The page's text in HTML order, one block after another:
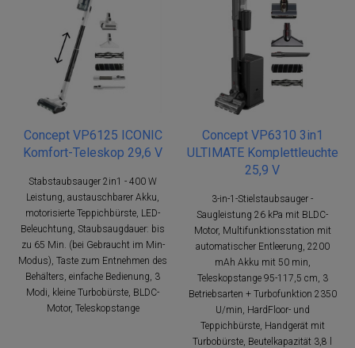
Concept VP6125 ICONIC
Komfort-Teleskop 29,6 V
Stabstaubsauger 2in1 - 400 W
Leistung, austauschbarer Akku,
motorisierte Teppichbürste, LED-
Beleuchtung, Staubsaugdauer: bis
zu 65 Min. (bei Gebraucht im Min-
Modus), Taste zum Entnehmen des
Behälters, einfache Bedienung, 3
Modi, kleine Turbobürste, BLDC-
Motor, Teleskopstange
Concept VP6310 3in1
ULTIMATE Komplettleuchte
25,9 V
3-in-1-Stielstaubsauger -
Saugleistung 26 kPa mit BLDC-
Motor, Multifunktionsstation mit
automatischer Entleerung, 2200
mAh Akku mit 50 min,
Teleskopstange 95-117,5 cm, 3
Betriebsarten + Turbofunktion 2350
U/min, HardFloor- und
Teppichbürste, Handgerät mit
Turbobürste, Beutelkapazität 3,8 l